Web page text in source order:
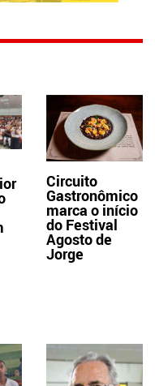
Circuito
Gastronômico
marca o início
do Festival
Agosto de
Jorge